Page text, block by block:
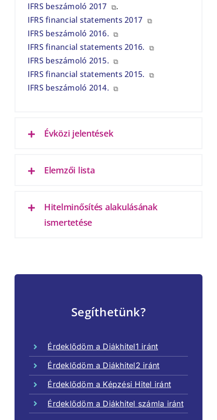
IFRS beszámoló 2017 ⧉.
IFRS financial statements 2017 ⧉
IFRS beszámoló 2016. ⧉
IFRS financial statements 2016. ⧉
IFRS beszámoló 2015. ⧉
IFRS financial statements 2015. ⧉
IFRS beszámoló 2014. ⧉
Évközi jelentések
Elemzői lista
Hitelminősítés alakulásának
ismertetése
Segíthetünk?
Érdeklődöm a Diákhitel1 iránt
Érdeklődöm a Diákhitel2 iránt
Érdeklődöm a Képzési Hitel iránt
Érdeklődöm a Diákhitel számla iránt